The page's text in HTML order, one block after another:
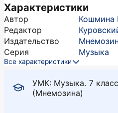
УМК: Музыка. 7
(Мнемозина)
Характеристики
Автор
Кошмина
Редактор
Издательство
Серия
Музыка
Все характеристики